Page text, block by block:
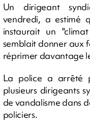
Un dirigeant
vendredi, a estimé
instaurait un
semblait donner aux
réprimer davantage
La police a arrêté
plusieurs dirigeants
de vandalisme dans
policiers.